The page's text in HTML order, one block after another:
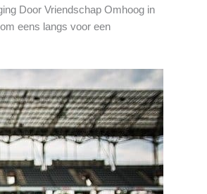
Door Vriendschap Omhoog in
eens langs voor een